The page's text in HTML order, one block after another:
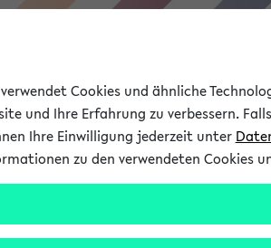
Forschung
Anmeldung
Cookies und ähnliche
und Ihre Erfahrung zu verbessern.
Ihre Einwilligung jederzeit unter
zu den verwendeten Cookies